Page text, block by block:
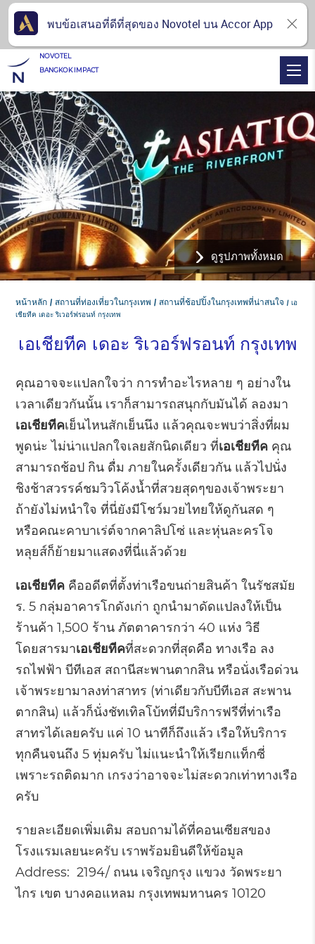
ดูรูปภาพทั้งหมด
หน้าหลัก สถานที่ท่องเที่ยวในกรุงเทพ สถานที่ช้อปปิ้งในกรุงเทพที่น่าสนใจ
เอ
เชียทีค เดอะ ริเวอร์ฟรอนท์ กรุงเทพ
เอเชียทีค เดอะ ริเวอร์ฟรอนท์ กรุงเทพ
คุณอาจจะแปลกใจว่า การทำอะไรหลาย ๆ อย่างใน
เวลาเดียวกันนั้น เราก็สามารถสนุกกับมันได้ ลองมา
เอเชียทีคเย็นไหนสักเย็นนึง แล้วคุณจะพบว่าสิ่งที่ผม
พูดน่ะ ไม่น่าแปลกใจเลยสักนิดเดียว ที่เอเชียทีค คุณ
สามารถช้อป กิน ดื่ม ภายในครั้งเดียวกัน แล้วไปนั่ง
ชิงช้าสวรรค์ชมวิวโค้งน้ำที่สวยสุดๆของเจ้าพระยา
ถ้ายังไม่หนำใจ ที่นี่ยังมีโชว์มวยไทยให้ดูกันสด ๆ
หรือคณะคาบาเร่ต์จากคาลิปโซ่ และหุ่นละครโจ
หลุยส์ก็ย้ายมาแสดงที่นี่แล้วด้วย
เอเชียทีค คืออดีตที่ตั้งท่าเรือขนถ่ายสินค้า ในรัชสมัย
ร. 5 กลุ่มอาคารโกดังเก่า ถูกนำมาดัดแปลงให้เป็น
ร้านค้า 1,500 ร้าน ภัตตาคารกว่า 40 แห่ง วิธี
โดยสารมาเอเชียทีคที่สะดวกที่สุดคือ ทางเรือ ลง
รถไฟฟ้า บีทีเอส สถานีสะพานตากสิน หรือนั่งเรือด่วน
เจ้าพระยามาลงท่าสาทร (ท่าเดียวกับบีทีเอส สะพาน
ตากสิน) แล้วก็นั่งชัทเทิลโบ้ทที่มีบริการฟรีที่ท่าเรือ
สาทรได้เลยครับ แค่ 10 นาทีก็ถึงแล้ว เรือให้บริการ
ทุกคืนจนถึง 5 ทุ่มครับ ไม่แนะนำให้เรียกแท็กซี่
เพราะรถติดมาก เกรงว่าอาจจะไม่สะดวกเท่าทางเรือ
ครับ
รายละเอียดเพิ่มเติม สอบถามได้ที่คอนเซียสของ
โรงแรมเลยนะครับ เราพร้อมยินดีให้ข้อมูล
Address: 2194/ ถนน เจริญกรุง แขวง วัดพระยา
ไกร เขต บางคอแหลม กรุงเทพมหานคร 10120
NOVOTEL
BANGKOK IMPACT
พบข้อเสนอที่ดีที่สุดของ Novotel บน Accor App